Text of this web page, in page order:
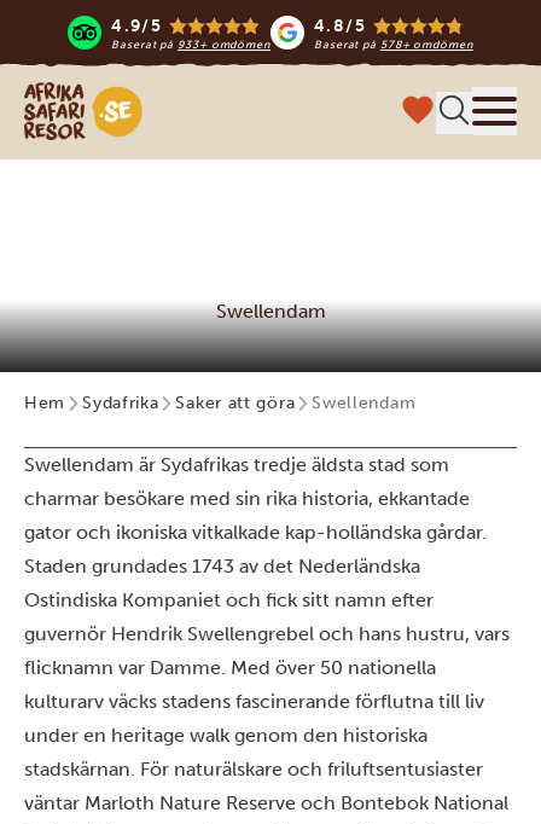
4.9/5
Baserat på 933+ omdömen
4.8/5
Baserat på 578+ omdömen
Safari-resor i Afrika
Swellendam
Hem Sydafrika Saker att göra Swellendam
Swellendam är Sydafrikas tredje äldsta stad som
charmar besökare med sin rika historia, ekkantade
gator och ikoniska vitkalkade kap-holländska gårdar.
Staden grundades 1743 av det Nederländska
Ostindiska Kompaniet och fick sitt namn efter
guvernör Hendrik Swellengrebel och hans hustru, vars
flicknamn var Damme. Med över 50 nationella
kulturarv väcks stadens fascinerande förflutna till liv
under en heritage walk genom den historiska
stadskärnan. För naturälskare och friluftsentusiaster
väntar Marloth Nature Reserve och Bontebok National